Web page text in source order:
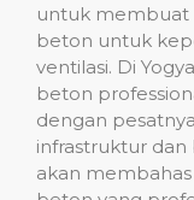
untuk membuat
beton untuk
ventilasi. Di
beton
dengan
infrastruktur dan
akan